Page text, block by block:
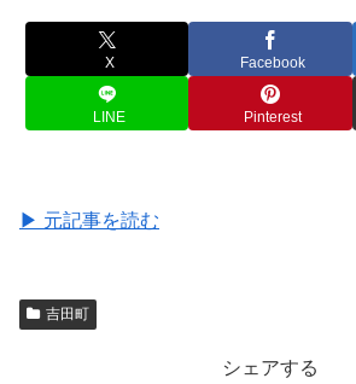
X Facebook
LINE Pinterest
▶ 元記事を読む
吉田町
シェアする